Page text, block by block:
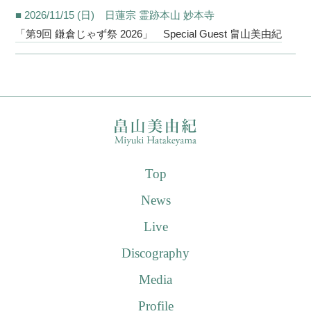
■ 2026/11/15 (日) 日蓮宗 霊跡本山 妙本寺
「第9回 鎌倉じゃず祭 2026」 Special Guest 畠山美由紀
Top
News
Live
Discography
Media
Profile